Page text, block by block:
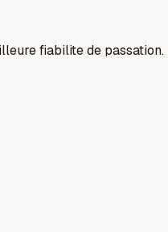
fiabilite de passation.